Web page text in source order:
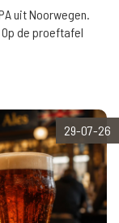
uit Noorwegen.
de proeftafel
29-07-26